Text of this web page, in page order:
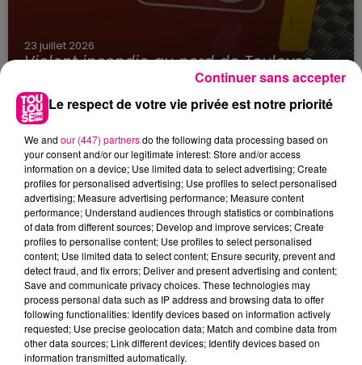
23 juillet 2026
Violent incendie au nord de Toulouse
Le respect de votre vie privée est notre priorité
We and our (447) partnersdo the following data processing based on
your consent and/or our legitimate interest: Store and/or access
information on a device; Use limited data to select advertising; Create
profiles for personalised advertising; Use profiles to select personalised
advertising; Measure advertising performance; Measure content
performance; Understand audiences through statistics or combinations
of data from different sources; Develop and improve services; Create
profiles to personalise content; Use profiles to select personalised
content; Use limited data to select content; Ensure security, prevent and
detect fraud, and fix errors; Deliver and present advertising and content;
Save and communicate privacy choices. These technologies may
process personal data such as IP address and browsing data to offer
following functionalities: Identify devices based on information actively
requested; Use precise geolocation data; Match and combine data from
other data sources; Link different devices; Identify devices based on
information transmitted automatically.
Continuer sans accepter